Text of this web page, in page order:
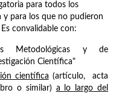
para todos los
para los que no pudieron
convalidable con:
Metodológicas y de
Científica"
científica (artículo, acta
o similar) a lo largo del